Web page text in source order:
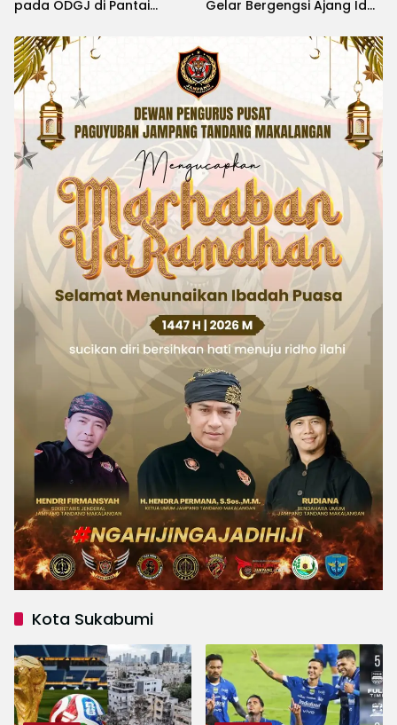
pada ODGJ di Pantai
Gelar Bergengsi Ajang Idol
Kota Sukabumi